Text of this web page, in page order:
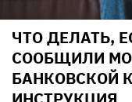
ЧТО ДЕЛАТЬ,
СООБЩИЛИ
БАНКОВСКОЙ